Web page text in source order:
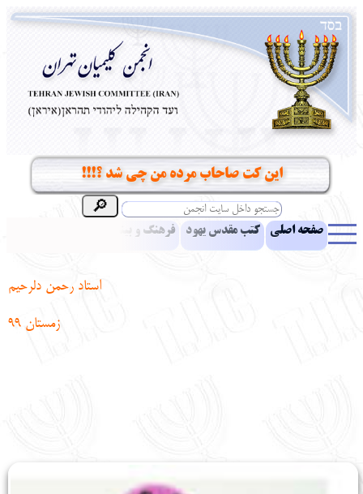
این کت صاحاب مرده من چی شد ؟!!!
صفحه اصلی کتب مقدس یهود فرهنگ و بینش یهود
استاد رحمن دلرحیم
زمستان 99